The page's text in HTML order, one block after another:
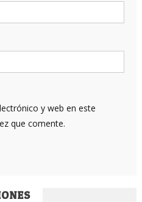
y web en este
que comente.